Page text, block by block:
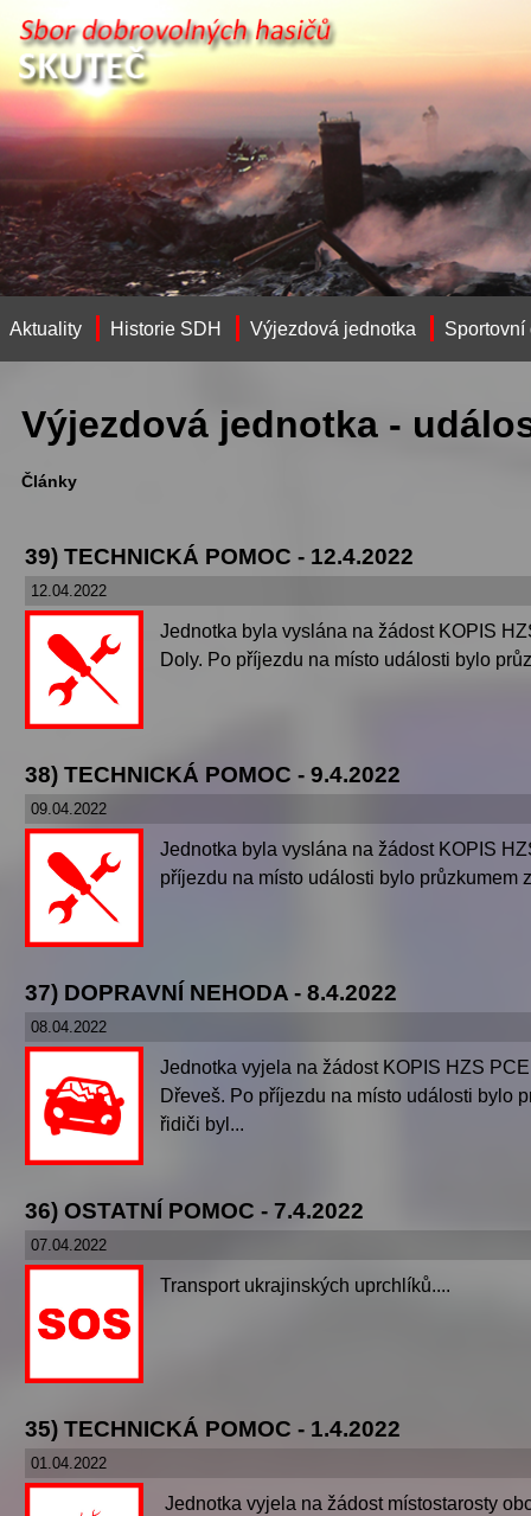
Aktuality Historie SDH Výjezdová jednotka Sportovní
Výjezdová jednotka -
Články
39) TECHNICKÁ POMOC - 12.4.2022
12.04.2022
Jednotka byla vyslána na žádost KOPIS
Doly. Po příjezdu na místo události bylo
38) TECHNICKÁ POMOC - 9.4.2022
09.04.2022
Jednotka byla vyslána na žádost KOPIS
příjezdu na místo události bylo průzkumem
37) DOPRAVNÍ NEHODA - 8.4.2022
08.04.2022
Jednotka vyjela na žádost KOPIS HZS
Dřeveš. Po příjezdu na místo události bylo
řidiči byl...
36) OSTATNÍ POMOC - 7.4.2022
07.04.2022
Transport ukrajinských uprchlíků....
35) TECHNICKÁ POMOC - 1.4.2022
01.04.2022
Jednotka vyjela na žádost místostarosty